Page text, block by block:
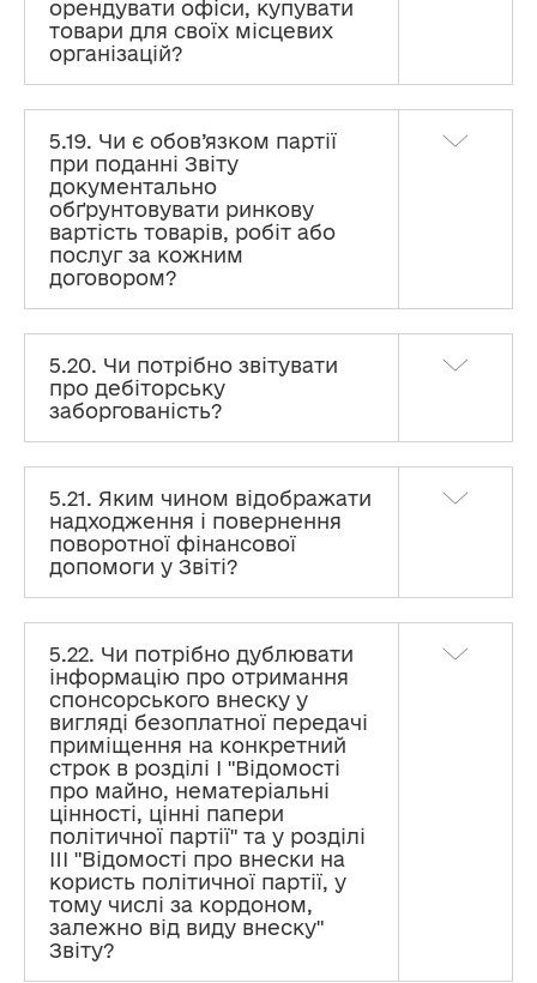
орендувати офіси, купувати
товари для своїх місцевих
організацій?
5.19. Чи є обов’язком партії
при поданні Звіту
документально
обґрунтовувати ринкову
вартість товарів, робіт або
послуг за кожним
договором?
5.20. Чи потрібно звітувати
про дебіторську
заборгованість?
5.21. Яким чином відображати
надходження і повернення
поворотної фінансової
допомоги у Звіті?
5.22. Чи потрібно дублювати
інформацію про отримання
спонсорського внеску у
вигляді безоплатної передачі
приміщення на конкретний
строк в розділі I "Відомості
про майно, нематеріальні
цінності, цінні папери
політичної партії" та у розділі
III "Відомості про внески на
користь політичної партії, у
тому числі за кордоном,
залежно від виду внеску"
Звіту?